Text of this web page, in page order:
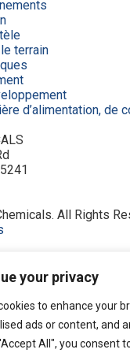
your privacy
to enhance your
ads or content, and
All", you consent
terrain
d’alimentation, de
All Rights